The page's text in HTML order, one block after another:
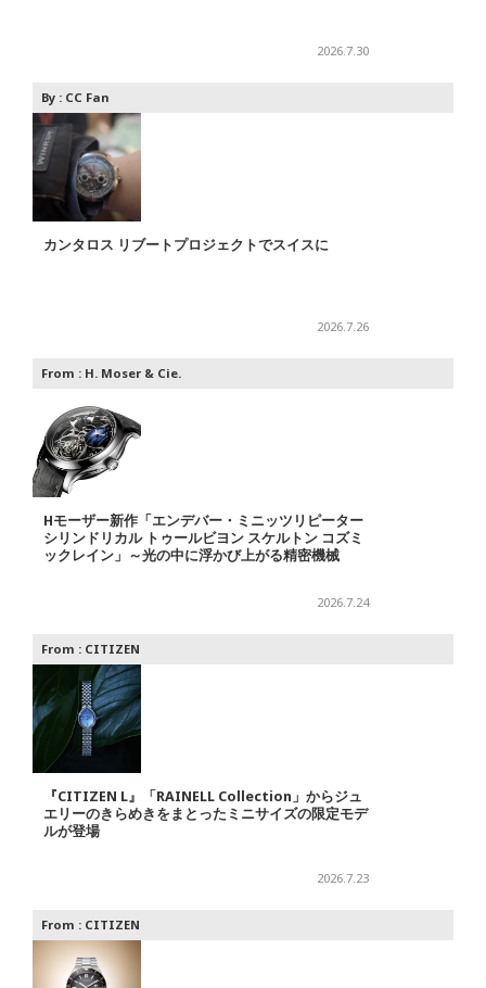
2026.7.30
By : CC Fan
カンタロス リブートプロジェクトでスイスに
2026.7.26
From : H. Moser & Cie.
Hモーザー新作「エンデバー・ミニッツリピーター
シリンドリカル トゥールビヨン スケルトン コズミ
ックレイン」～光の中に浮かび上がる精密機械
2026.7.24
From : CITIZEN
『CITIZEN L』「RAINELL Collection」からジュ
エリーのきらめきをまとったミニサイズの限定モデ
ルが登場
2026.7.23
From : CITIZEN